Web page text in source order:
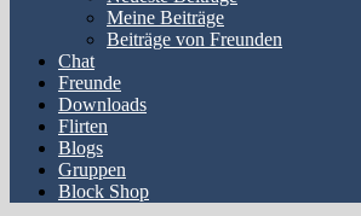
Meine Beiträge
Beiträge von Freunden
Chat
Freunde
Downloads
Flirten
Blogs
Gruppen
Block Shop